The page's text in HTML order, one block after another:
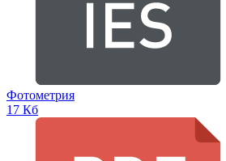
Фотометрия
17 Кб